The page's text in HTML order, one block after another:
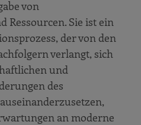
von
Sie ist ein
der von den
verlangt, sich
und
des
an moderne